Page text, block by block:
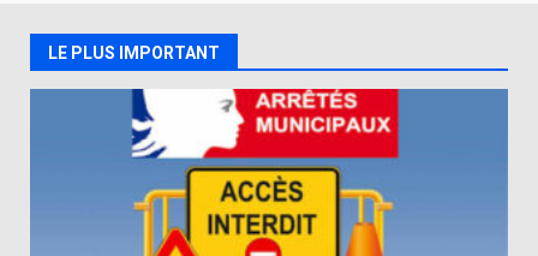
LE PLUS IMPORTANT